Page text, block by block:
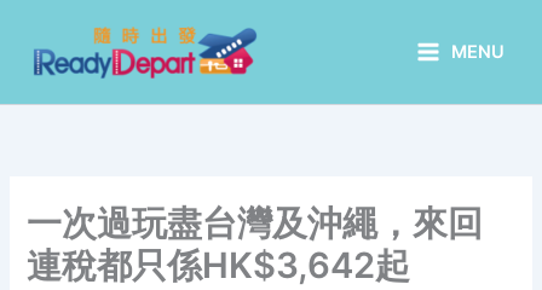
content
MENU
一次過玩盡台灣及沖繩，來回
連稅都只係HK$3,642起